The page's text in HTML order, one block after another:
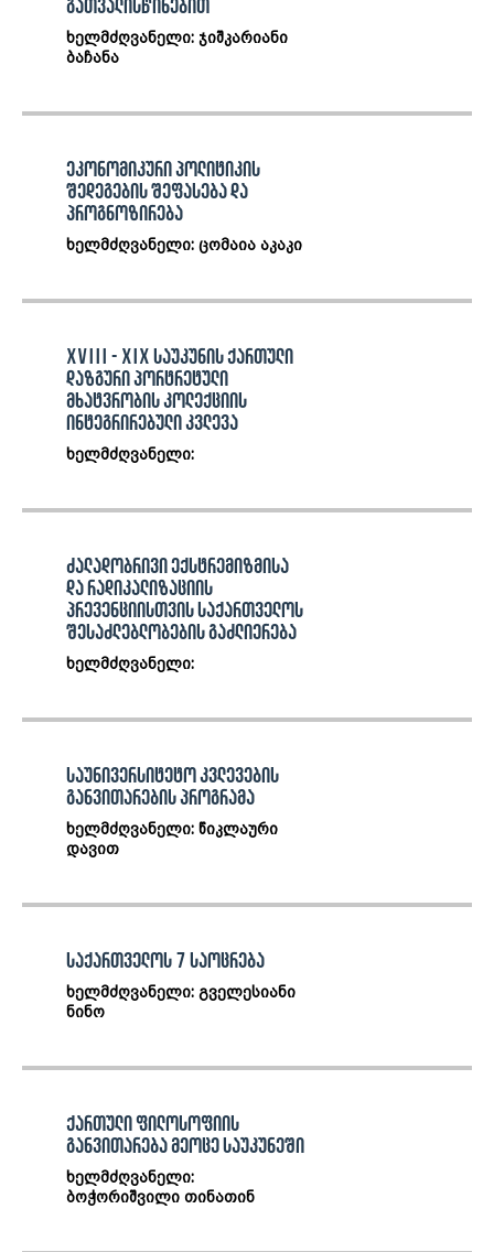
გათვალისწინებით
ხელმძღვანელი: ჯიშკარიანი
ბაჩანა
ეკონომიკური პოლიტიკის
შედეგების შეფასება და
პროგნოზირება
ხელმძღვანელი: ცომაია აკაკი
XVIII - XIX საუკუნის ქართული
დაზგური პორტრეტული
მხატვრობის კოლექციის
ინტეგრირებული კვლევა
ხელმძღვანელი:
ძალადობრივი ექსტრემიზმისა
და რადიკალიზაციის
პრევენციისთვის საქართველოს
შესაძლებლობების გაძლიერება
ხელმძღვანელი:
საუნივერსიტეტო კვლევების
განვითარების პროგრამა
ხელმძღვანელი: წიკლაური
დავით
საქართველოს 7 საოცრება
ხელმძღვანელი: გველესიანი
ნინო
ქართული ფილოსოფიის
განვითარება მეოცე საუკუნეში
ხელმძღვანელი:
ბოჭორიშვილი თინათინ